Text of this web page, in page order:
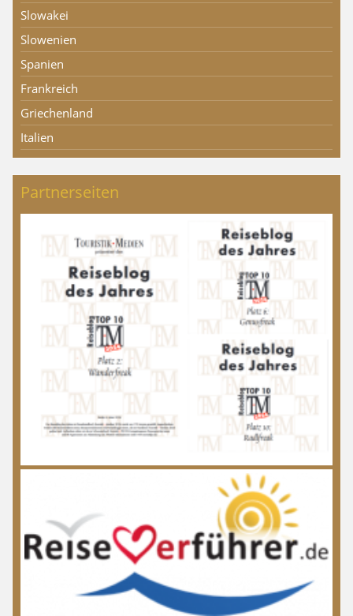
Slowakei
Slowenien
Spanien
Frankreich
Griechenland
Italien
Partnerseiten